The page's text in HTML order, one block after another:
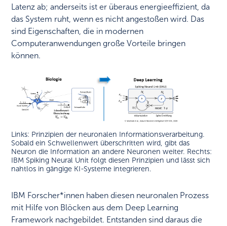
Latenz ab; anderseits ist er überaus energieeffizient, da
das System ruht, wenn es nicht angestoßen wird. Das
sind Eigenschaften, die in modernen
Computeranwendungen große Vorteile bringen
können.
Links: Prinzipien der neuronalen Informationsverarbeitung.
Sobald ein Schwellenwert überschritten wird, gibt das
Neuron die Information an andere Neuronen weiter. Rechts:
IBM Spiking Neural Unit folgt diesen Prinzipien und lässt sich
nahtlos in gängige KI-Systeme integrieren.
IBM Forscher*innen haben diesen neuronalen Prozess
mit Hilfe von Blöcken aus dem Deep Learning
Framework nachgebildet. Entstanden sind daraus die